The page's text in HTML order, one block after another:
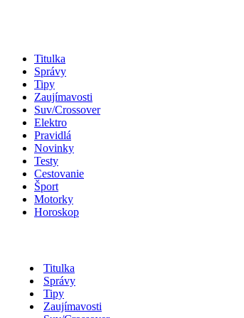
Titulka
Správy
Tipy
Zaujímavosti
Suv/Crossover
Elektro
Pravidlá
Novinky
Testy
Cestovanie
Šport
Motorky
Horoskop
Titulka
Správy
Tipy
Zaujímavosti